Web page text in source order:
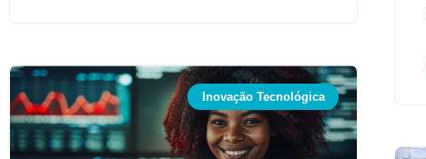
Inovação Tecnológica